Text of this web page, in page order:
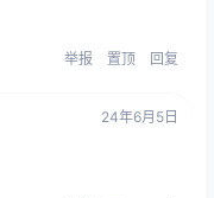
举报 置顶 回复
24年6月5日